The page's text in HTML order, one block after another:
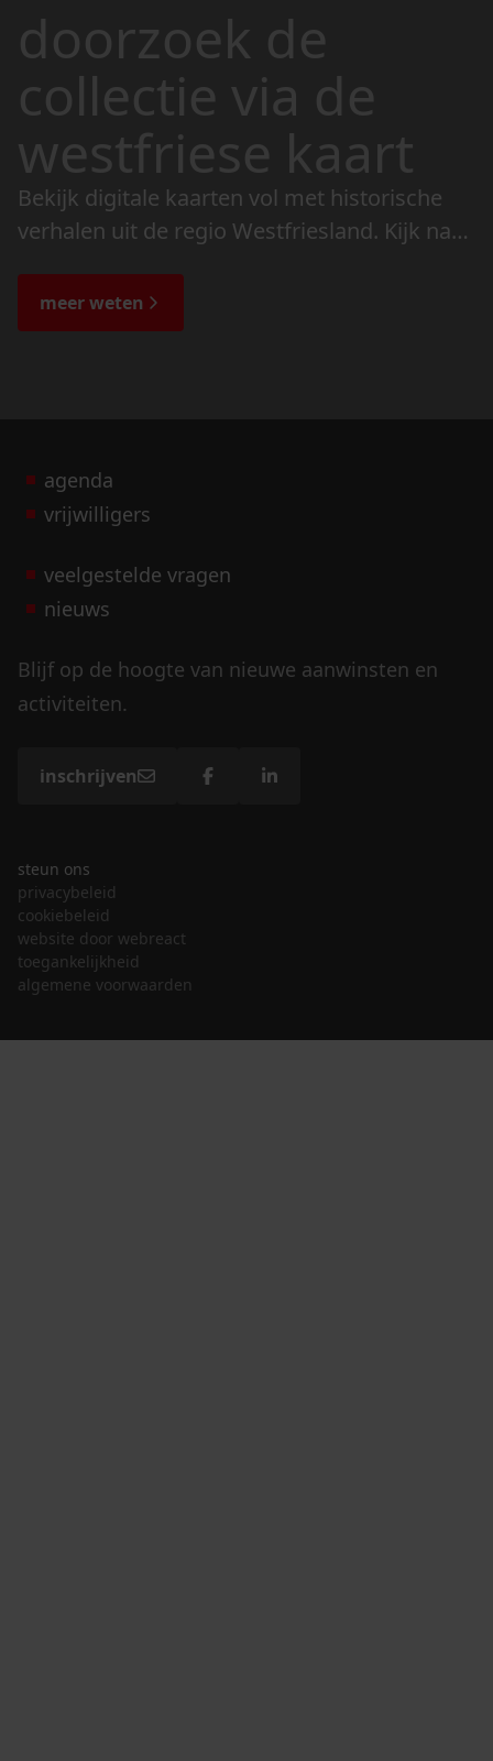
doorzoek de
collectie via de
westfriese kaart
Bekijk digitale kaarten vol met historische
verhalen uit de regio Westfriesland. Kijk naar
de bijzondere verhalen.
meer weten
agenda
vrijwilligers
veelgestelde vragen
nieuws
Blijf op de hoogte van nieuwe aanwinsten en
activiteiten.
inschrijven
steun ons
privacybeleid
cookiebeleid
website door webreact
toegankelijkheid
algemene voorwaarden